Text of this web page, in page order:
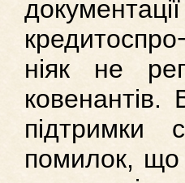
ніяк не
ковенантів.
підтримки
помилок, що